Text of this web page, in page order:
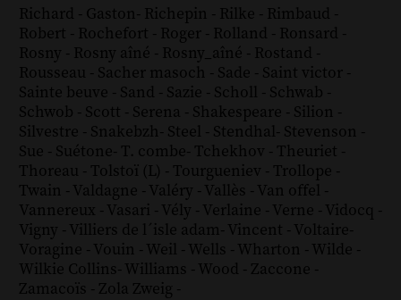
Richard - Gaston- Richepin - Rilke - Rimbaud -
Robert - Rochefort - Roger - Rolland - Ronsard -
Rosny - Rosny aîné - Rosny_aîné - Rostand -
Rousseau - Sacher masoch - Sade - Saint victor -
Sainte beuve - Sand - Sazie - Scholl - Schwab -
Schwob - Scott - Serena - Shakespeare - Silion -
Silvestre - Snakebzh- Steel - Stendhal- Stevenson -
Sue - Suétone- T. combe- Tchekhov - Theuriet -
Thoreau - Tolstoï (L) - Tourgueniev - Trollope -
Twain - Valdagne - Valéry - Vallès - Van offel -
Vannereux - Vasari - Vély - Verlaine - Verne - Vidocq -
Vigny - Villiers de l´isle adam- Vincent - Voltaire-
Voragine - Vouin - Weil - Wells - Wharton - Wilde -
Wilkie Collins- Williams - Wood - Zaccone -
Zamacoïs - Zola Zweig -